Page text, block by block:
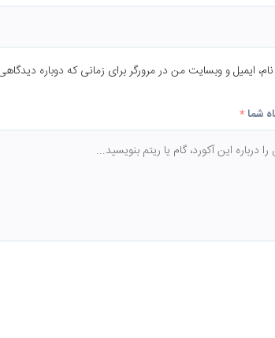
ایمیل و وبسایت من در مرورگر برای زمانی که دوباره
شما*